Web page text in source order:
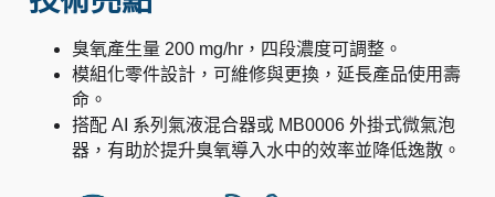
臭氧產生量 200 mg/hr，四段濃度可調整。
模組化零件設計，可維修與更換，延長產品使用壽
命。
搭配 AI 系列氣液混合器或 MB0006 外掛式微氣泡
器，有助於提升臭氧導入水中的效率並降低逸散。